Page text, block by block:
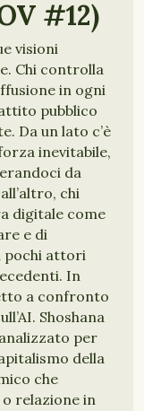
#12)
visioni
Chi controlla
in ogni
pubblico
Da un lato c’è
inevitabile,
da
chi
digitale come
e di
pochi attori
In
a confronto
Shoshana
per
della
che
relazione in